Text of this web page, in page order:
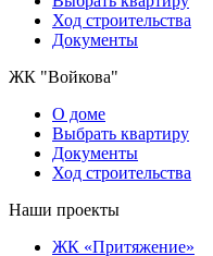
Ход строительства
Документы
ЖК "Войкова"
О доме
Выбрать квартиру
Документы
Ход строительства
Наши проекты
ЖК «Притяжение»